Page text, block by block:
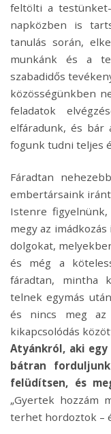
feltölti a
napközben is
tanulás során,
munkánk és a
szabadidős
közösségünkben
feladatok
elfáradunk, és bár
fogunk tudni teljes
Fáradtan
embertársaink
Istenre
megy az
dolgokat,
és még a
fáradtan, mintha
telnek egymás
és nincs meg az
kikapcsolódás
Atyánkról, aki
bátran
felüdítsen, és
„Gyertek hozzám
terhet hordoztok –